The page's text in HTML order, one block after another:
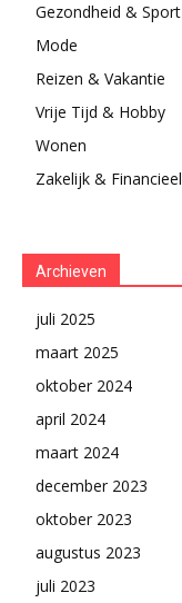
Gezondheid & Sport
Mode
Reizen & Vakantie
Vrije Tijd & Hobby
Wonen
Zakelijk & Financieel
Archieven
juli 2025
maart 2025
oktober 2024
april 2024
maart 2024
december 2023
oktober 2023
augustus 2023
juli 2023